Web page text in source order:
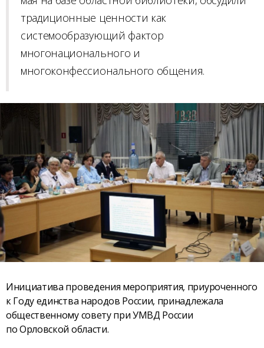
традиционные ценности как
системообразующий фактор
многонационального и
многоконфессионального общения.
Инициатива проведения мероприятия, приуроченного
к Году единства народов России, принадлежала
общественному совету при УМВД России
по Орловской области.